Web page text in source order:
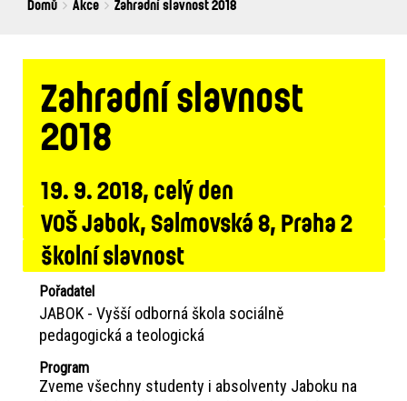
Breadcrumbs
You
Domů Akce Zahradní slavnost 2018
Zahradní slavnost
2018
19. 9. 2018, celý den
VOŠ Jabok, Salmovská 8, Praha 2
školní slavnost
Pořadatel
JABOK - Vyšší odborná škola sociálně
pedagogická a teologická
Program
Zveme všechny studenty i absolventy Jaboku na